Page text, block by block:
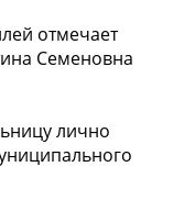
отмечает
Семеновна
лично